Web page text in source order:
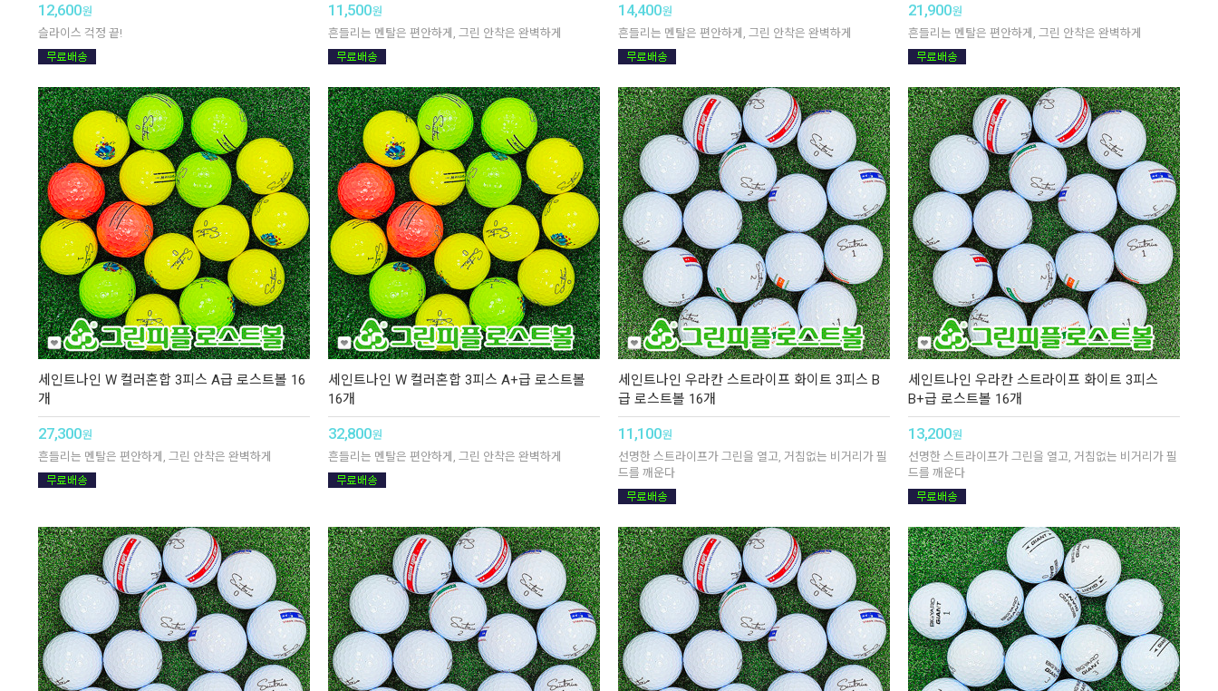
12,600원
슬라이스 걱정 끝!
11,500원
흔들리는 멘탈은 편안하게, 그린 안착은 완벽하게
14,400원
흔들리는 멘탈은 편안하게, 그린 안착은 완벽하게
21,900원
흔들리는 멘탈은 편안하게, 그린 안착은 완벽하게
세인트나인 W 컬러혼합 3피스 A급 로스트볼 16
개
27,300원
흔들리는 멘탈은 편안하게, 그린 안착은 완벽하게
세인트나인 W 컬러혼합 3피스 A+급 로스트볼
16개
32,800원
흔들리는 멘탈은 편안하게, 그린 안착은 완벽하게
세인트나인 우라칸 스트라이프 화이트 3피스 B
급 로스트볼 16개
11,100원
선명한 스트라이프가 그린을 열고, 거침없는 비거리가 필
드를 깨운다
세인트나인 우라칸 스트라이프 화이트 3피스
B+급 로스트볼 16개
13,200원
선명한 스트라이프가 그린을 열고, 거침없는 비거리가 필
드를 깨운다